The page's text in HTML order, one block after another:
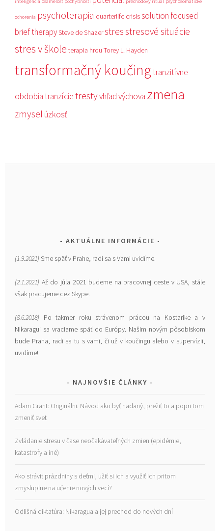
ochorenia psychoterapia quarterlife crisissolution focused
brief therapySteve de Shazerstresstresové situácie
stres v škole terapia hrou Torey L. Hayden
transformačný koučingtranzitívne
obdobiatranzícietrestyvhľadvýchova zmena
zmysel úzkosť
AKTUÁLNE INFORMÁCIE
(1.9.2021) Sme späť v Prahe, radi sa s Vami uvidíme.
(2.1.2021) Až do júla 2021 budeme na pracovnej ceste v USA, stále
však pracujeme cez Skype.
(8.6.2018) Po takmer roku strávenom prácou na Kostarike a v
Nikaragui sa vraciame späť do Európy. Našim novým pôsobiskom
bude Praha, radi sa tu s vami, či už v koučingu alebo v supervízii,
uvidíme!
NAJNOVŠIE ČLÁNKY
Adam Grant: Originálni. Návod ako byť nadaný, prežiť to a popri tom
zmeniť svet
Zvládanie stresu v čase neočakávateľných zmien (epidémie,
katastrofy a iné)
Ako stráviť prázdniny s deťmi, užiť si ich a využiť ich pritom
zmysluplne na učenie nových vecí?
Odlišná diktatúra: Nikaragua a jej prechod do nových dní